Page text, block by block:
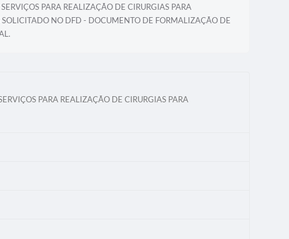
PARA REALIZAÇÃO DE CIRURGIAS PARA
NO DFD - DOCUMENTO DE FORMALIZAÇÃO DE
PARA REALIZAÇÃO DE CIRURGIAS PARA